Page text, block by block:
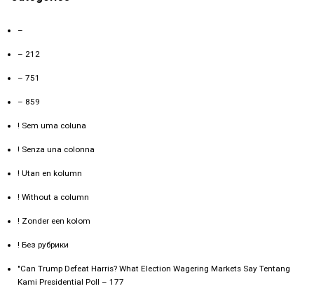
–
– 212
– 751
– 859
! Sem uma coluna
! Senza una colonna
! Utan en kolumn
! Without a column
! Zonder een kolom
! Без рубрики
"Can Trump Defeat Harris? What Election Wagering Markets Say Tentang
Kami Presidential Poll – 177